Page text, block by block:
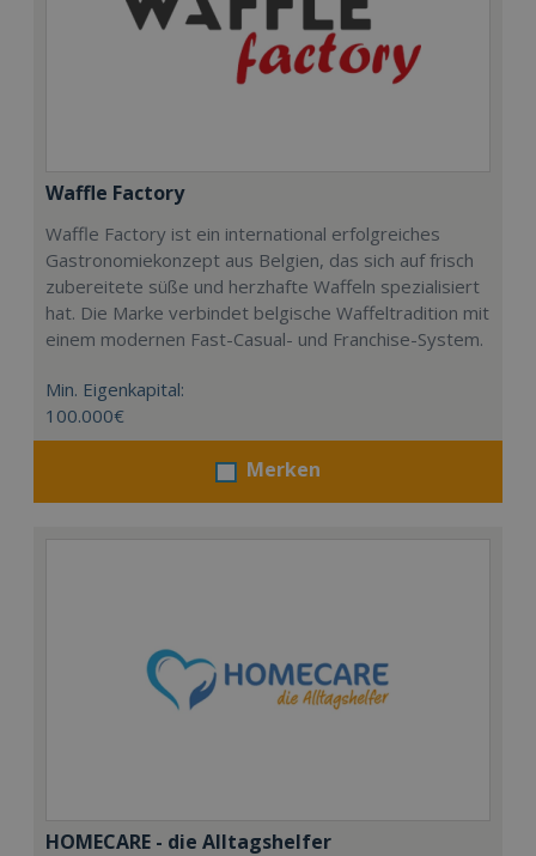
Waffle Factory
Waffle Factory ist ein international erfolgreiches
Gastronomiekonzept aus Belgien, das sich auf frisch
zubereitete süße und herzhafte Waffeln spezialisiert
hat. Die Marke verbindet belgische Waffeltradition mit
einem modernen Fast-Casual- und Franchise-System.
Min. Eigenkapital:
100.000€
Merken
HOMECARE - die Alltagshelfer